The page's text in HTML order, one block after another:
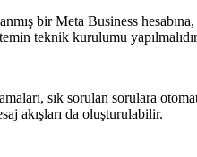
bir Meta Business
teknik kurulumu
sık sorulan sorulara
akışları da oluşturulabilir.